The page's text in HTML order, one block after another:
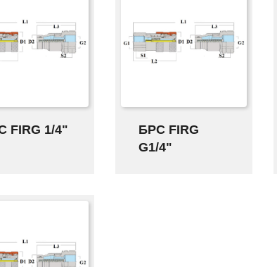
FIRG 1/4"
БРС FIRG
G1/4"